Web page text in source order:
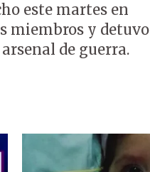
este martes en
miembros y detuvo
de guerra.